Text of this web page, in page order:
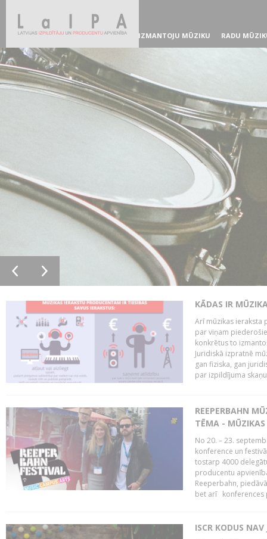
IZMANTOJU MŪZIKU RADU
KĀDAS IR
Arī mūzikas ieraksta
par viņam
konkrētus to
Juridiskā izpratnē
gan fiziska, gan
par izpildījuma
REEPERBAHN
TĒMA -
No 20. – 23.
konference un
tostarp 4000
producentu
Reeperbahn,
bet arī konferences
ISCR KODUS